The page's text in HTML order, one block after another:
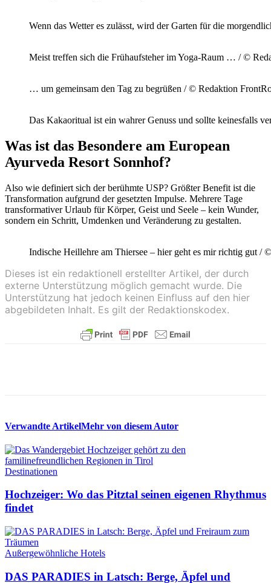
Wenn das Wetter es zulässt, wird der Garten für die
Meist treffen sich die Frühaufsteher im Yoga-Raum … / ©
… um gemeinsam den Tag zu begrüßen / © Redaktion
Das Kakaoritual ist ein wahrer Genuss und sollte keinesfalls
Was ist das Besondere am European
Ayurveda Resort Sonnhof?
Also wie definiert sich der berühmte USP? Größter Benefit ist die
Transformation aufgrund der gesetzten Impulse. Mehrere Tage
transformativer Urlaub für Körper, Geist und Seele – kein Wunder,
sondern ein Schritt, Umdenken und Veränderung zu gestalten.
Indische Heillehre am Thiersee – hier geht es mir richtig gut /
Dieses ist ein redaktionell erstellter Artikel, der durch
externe Unterstützung möglich gemacht wurde. Die
Unterstützung hat jedoch keinen Einfluss auf den hier
abgebildeten Inhalt. Es gilt der Redaktionskodex.
Verwandte ArtikelMehr von diesem Autor
Destinationen
Hochzeiger: Wo das Pitztal seinen eigenen Rhythmus
findet
Außergewöhnliche Hotels
DAS PARADIES in Latsch: Berge, Äpfel und